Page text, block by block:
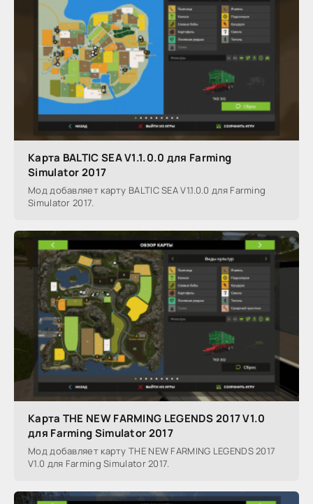
Карта BALTIC SEA V1.1.0.0 для Farming
Simulator 2017
Мод добавляет карту BALTIC SEA V1.1.0.0 для Farming
Simulator 2017.
Карта THE NEW FARMING LEGENDS 2017 V1.0
для Farming Simulator 2017
Мод добавляет карту THE NEW FARMING LEGENDS 2017
V1.0 для Farming Simulator 2017.